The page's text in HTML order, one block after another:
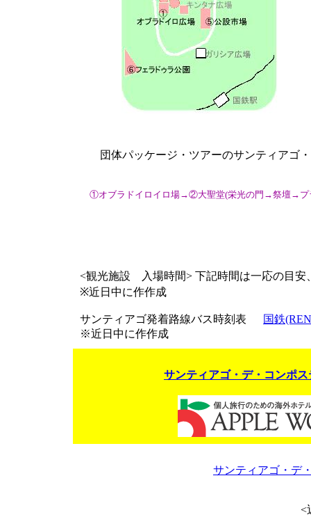
団体パッケージ・ツアーのサンティアゴ
①オブラドイロイロ場→②大聖堂(栄光の門→祭壇→
<観光施設 入場時間> 下記時間は一応の目安
※近日中に作作成
サンティアゴ発着路線バス時刻表
国鉄
※近日中に作作成
サンティアゴ・デ・コンポ
サンティアゴ・デ
<